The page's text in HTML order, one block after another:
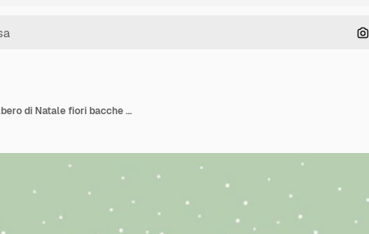
Natale e felice anno nuovo bordo senza giunture Albero di Natale fiori bacche Capodanno simboli Disegno vettoriale